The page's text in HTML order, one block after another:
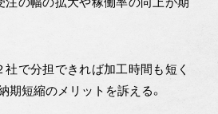
社で分担できれば加工時間も短く
期短縮のメリットを訴える。